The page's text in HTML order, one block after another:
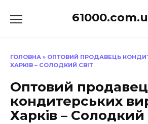
до
ГОЛОВНА » ОПТОВИЙ ПРОДАВЕЦЬ
ХАРКІВ – СОЛОДКИЙ СВІТ
Оптовий
кондитерських
Харків – Солодкий